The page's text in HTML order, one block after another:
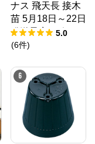
ナス 飛天長 接木
苗 5月18日～22日
発送予定 6ポット
1組
5.0
(6件)
6